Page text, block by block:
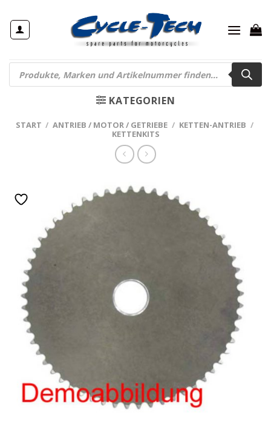
Inhalt
springen
Products
search
KATEGORIEN
START / ANTRIEB / MOTOR / GETRIEBE / KETTEN-ANTRIEB /
KETTENKITS